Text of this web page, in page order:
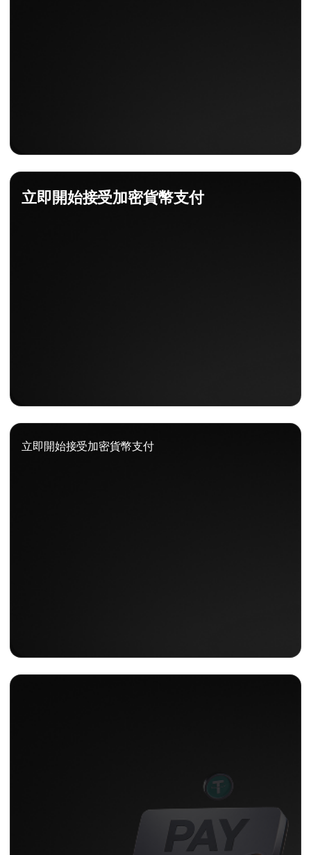
立即開始接受加密貨幣支付
立即開始接受加密貨幣支付